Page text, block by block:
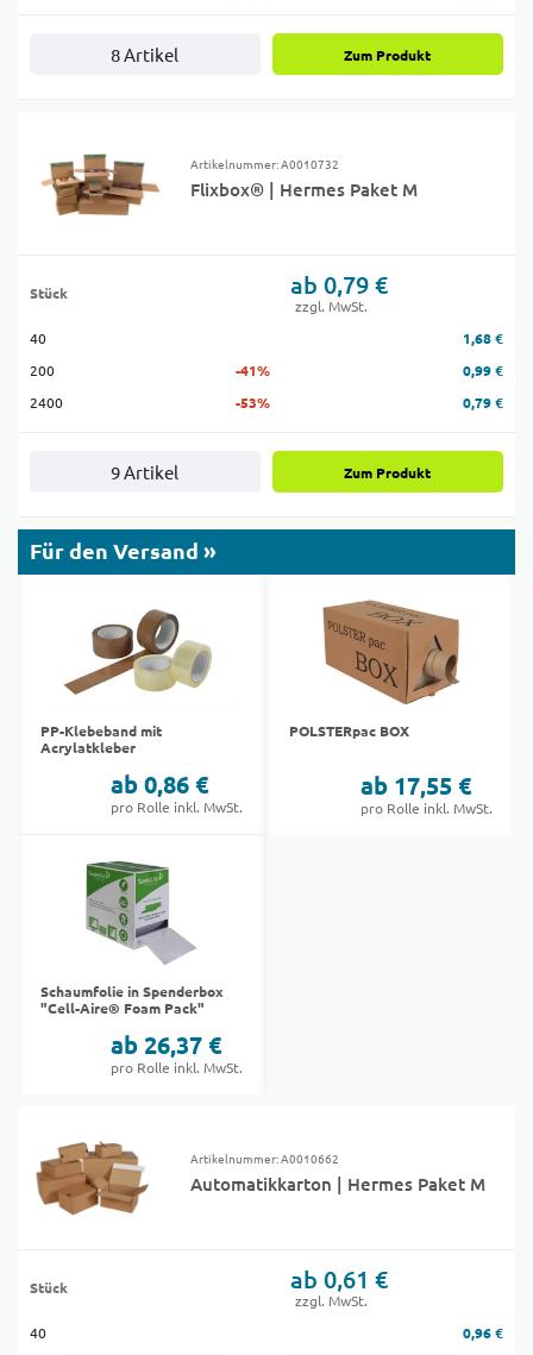
8 Artikel Zum Produkt
Artikelnummer: A0010732
Flixbox® | Hermes Paket M
Stück ab 0,79 €
zzgl. MwSt.
40
1,68 €
200
-41%
0,99 €
2400
-53% 0,79 €
9 Artikel Zum Produkt
Für den Versand »
PP-Klebeband mit
Acrylatkleber
ab 0,86 €
pro Rolle inkl. MwSt.
POLSTERpac BOX
ab 17,55 €
pro Rolle inkl. MwSt.
Schaumfolie in Spenderbox
"Cell-Aire® Foam Pack"
ab 26,37 €
pro Rolle inkl. MwSt.
Artikelnummer: A0010662
Automatikkarton | Hermes Paket M
Stück ab 0,61 €
zzgl. MwSt.
40
0,96 €